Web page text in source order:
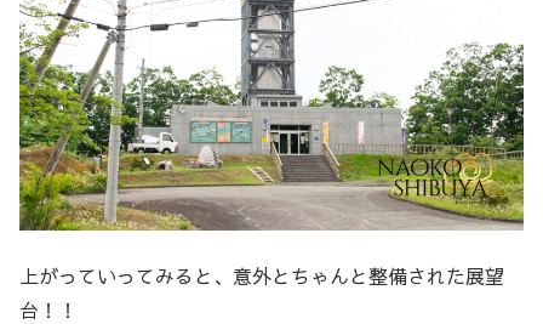
上がっていってみると、意外とちゃんと整備された展望
台！！